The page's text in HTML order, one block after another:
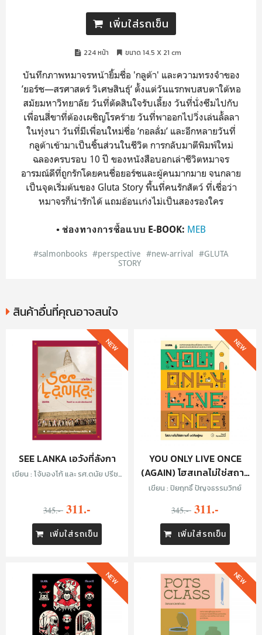
เพิ่มใส่รถเข็น
224 หน้า ขนาด 14.5 X 21 cm
บันทึกภาพหมาจรหน้ายิ้มชื่อ 'กลูต้า' และความทรงจำของ
’ยอร์ช—สรศาสตร์ วิเศษสินธุ์‘ ตั้งแต่วันแรกพบสบตาใต้หอ
สมัยมหาวิทยาลัย วันที่ตัดสินใจรับเลี้ยง วันที่นั่งซึมไปกับ
เพื่อนสี่ขาที่ต้องเผชิญโรคร้าย วันที่พาออกไปวิ่งเล่นลั้ลลา
ในทุ่งนา วันที่มีเพื่อนใหม่ชื่อ ‘กอลลั่ม’ และอีกหลายวันที่
กลูต้าเข้ามาเป็นชิ้นส่วนในชีวิต การกลับมาตีพิมพ์ใหม่
ฉลองครบรอบ 10 ปี ของหนังสือบอกเล่าชีวิตหมาจร
อารมณ์ดีที่ถูกรักโดยคนชื่อยอร์ชและผู้คนมากมาย จนกลาย
เป็นจุดเริ่มต้นของ Gluta Story พื้นที่คนรักสัตว์ ที่เชื่อว่า
หมาจรก็น่ารักได้ แถมอ้อนเก่งไม่เป็นสองรองใคร
• ช่องทางการซื้อแบบ E-BOOK: MEB
#salmonbooks #perspective #new-arrival #GLUTA
STORY
สินค้าอื่นที่คุณอาจสนใจ
SEE LANKA เอวังที่ลังกา
เขียน : โจ้บองโก้ และ รศ.ดนัย ปรีชา
345.- 311.-
เพิ่มใส่รถเข็น
NEW
YOU ONLY LIVE ONCE
(AGAIN) โฮสเทลไม่ใช่สถาน
ที่ แต่คือผู้คน
เขียน : ปิยฤทธิ์ ปัญจธรรมวิทย์
345.- 311.-
เพิ่มใส่รถเข็น
NEW
NEW NEW